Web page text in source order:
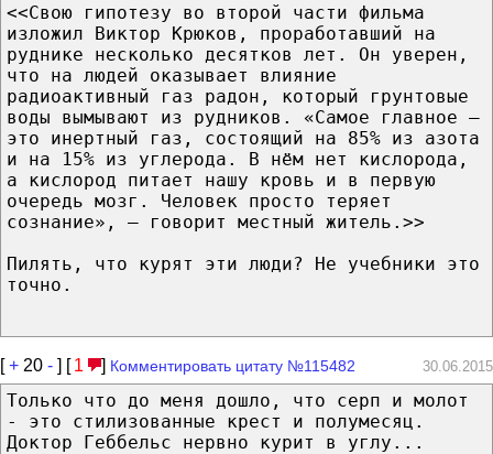
<<Свою гипотезу во второй части фильма
изложил Виктор Крюков, проработавший на
руднике несколько десятков лет. Он уверен,
что на людей оказывает влияние
радиоактивный газ радон, который грунтовые
воды вымывают из рудников. «Самое главное —
это инертный газ, состоящий на 85% из азота
и на 15% из углерода. В нём нет кислорода,
а кислород питает нашу кровь и в первую
очередь мозг. Человек просто теряет
сознание», — говорит местный житель.>>
Пилять, что курят эти люди? Не учебники это
точно.
[+ 20 - ] [ 1 ] Комментировать цитату №115482 30.06.2015
Только что до меня дошло, что серп и молот
- это стилизованные крест и полумесяц.
Доктор Геббельс нервно курит в углу...